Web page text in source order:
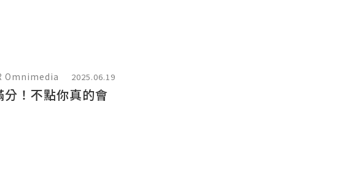
Omnimedia 2025.06.19
！不點你真的會